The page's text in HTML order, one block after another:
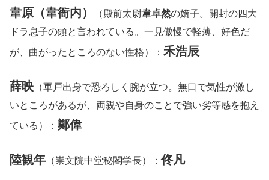
韋原（韋衙内） （殿前太尉韋卓然の嫡子。開封の四大
ドラ息子の頭と言われている。一見傲慢で軽薄、好色だ
が、曲がったところのない性格）： 禾浩辰
薛映 （軍戸出身で恐ろしく腕が立つ。無口で気性が激し
いところがあるが、両親や自身のことで強い劣等感を抱え
ている）： 鄭偉
陸観年 （崇文院中堂秘閣学長）：佟凡